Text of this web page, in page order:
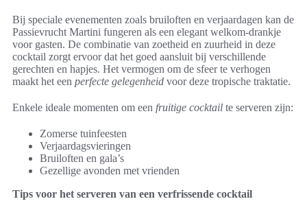
Bij speciale evenementen zoals bruiloften en verjaardagen kan de
Passievrucht Martini fungeren als een elegant welkom-drankje
voor gasten. De combinatie van zoetheid en zuurheid in deze
cocktail zorgt ervoor dat het goed aansluit bij verschillende
gerechten en hapjes. Het vermogen om de sfeer te verhogen
maakt het een perfecte gelegenheid voor deze tropische traktatie.
Enkele ideale momenten om een fruitige cocktail te serveren zijn:
Zomerse tuinfeesten
Verjaardagsvieringen
Bruiloften en gala’s
Gezellige avonden met vrienden
Tips voor het serveren van een verfrissende cocktail